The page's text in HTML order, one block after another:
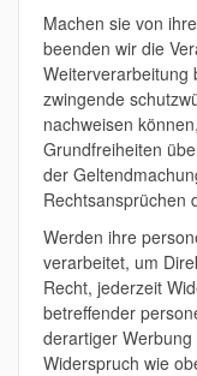
Machen sie von
beenden wir die
Weiterverarbeitung
zwingende
nachweisen
Grundfreiheiten
der
Rechtsansprüchen
Werden ihre
verarbeitet, um
Recht, jederzeit
betreffender
derartiger
Widerspruch wie